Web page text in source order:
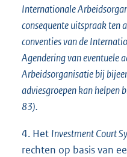
Internationale
consequente uitspraak ten
conventies van de
Agendering van eventuele
Arbeidsorganisatie bij
adviesgroepen kan helpen
83).
4. Het Investment Court
rechten op basis van